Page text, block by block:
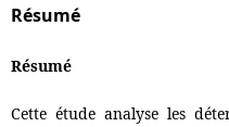
Résumé
Résumé
Cette étude analyse les